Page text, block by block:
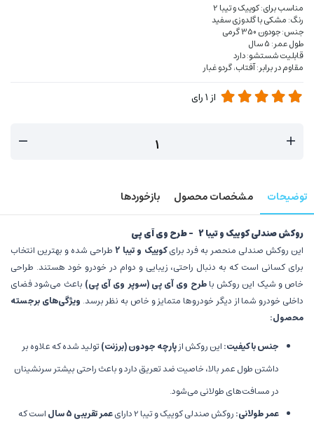
مناسب برای: کوییک و تیبا 2
رنگ: مشکی با گلدوزی سفید
جنس: جودون 350 گرمی
طول عمر: 5 سال
قابلیت شستشو: دارد
مقاوم در برابر: آفتاب، گردو غبار
از 1رای
توضیحات مشخصات محصول بازخوردها
روکش صندلی کوییک و تیبا 2 - طرح وی آی پی
این روکش صندلی منحصر به فرد برایکوییک و تیبا 2
طراحی شده و بهترین انتخاب
برای کسانی است که به دنبال راحتی، زیبایی و دوام در خودرو خود هستند. طراحی
خاص و شیک این روکش باطرح وی آی پی (سوپر وی آی پی) باعث می‌شود فضای
داخلی خودرو شما از دیگر خودروها متمایز و خاص به نظر برسد. ویژگی‌های برجسته
محصول:
جنس با کیفیت:این روکش ازپارچه جودون (برزنت)تولید شده که علاوه بر
داشتن طول عمر بالا، خاصیت ضد تعریق دارد و باعث راحتی بیشتر سرنشینان
در مسافت‌های طولانی می‌شود.
عمر طولانی:روکش صندلی کوییک و تیبا 2 دارای عمر تقریبی 5 سال
است که